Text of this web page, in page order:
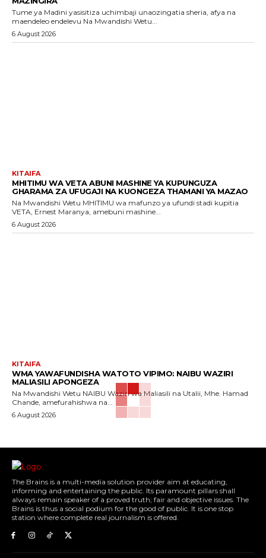
Tume ya Madini yasisitiza uchimbaji unaozingatia sheria, afya na
maendeleo endelevu Na Mwandishi Wetu...
6 August 2026
KITAIFA
MHITIMU WA VETA ABUNI MASHINE YA KUPUNGUZA
GHARAMA ZA UFUGAJI NA KUONGEZA THAMANI YA MAZAO
Na Mwandishi Wetu MHITIMU wa mafunzo ya ufundi stadi kupitia
VETA, Ernest Maranya, amebuni mashine...
6 August 2026
KITAIFA
WMA YAWAFUNDISHA WATOTO VIPIMO: NAIBU WAZIRI
MALIASILI APONGEZA
Na Mwandishi Wetu NAIBU Waziri wa Maliasili na Utalii, Mhe. Hamad
Chande, amefurahishwa na...
6 August 2026
The Brains is a multi-media solution provider aim at educating,
informing and entertaining the public. Its paramount pillars shall
always remain speaker of a proved truth; fair and objective issues. The
Brains is thus a social podium for the good of public. It is one stop
station where complete real journalism is offered.